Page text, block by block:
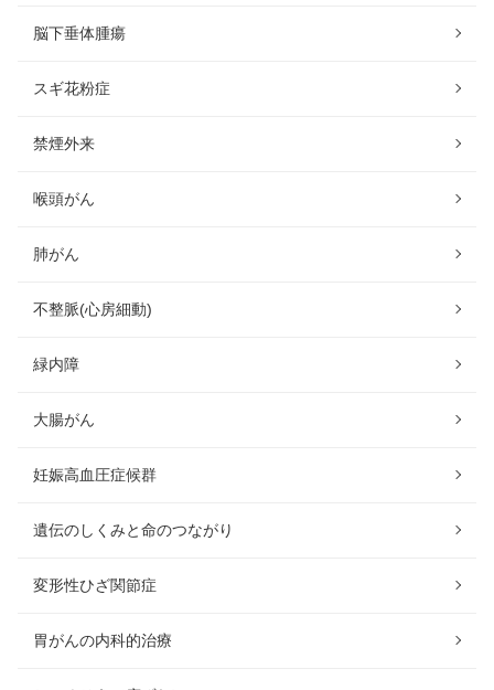
脳下垂体腫瘍
スギ花粉症
禁煙外来
喉頭がん
肺がん
不整脈(心房細動)
緑内障
大腸がん
妊娠高血圧症候群
遺伝のしくみと命のつながり
変形性ひざ関節症
胃がんの内科的治療